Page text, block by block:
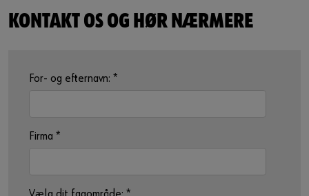
KONTAKT OS OG HØR NÆRMERE
For- og efternavn: *
Firma *